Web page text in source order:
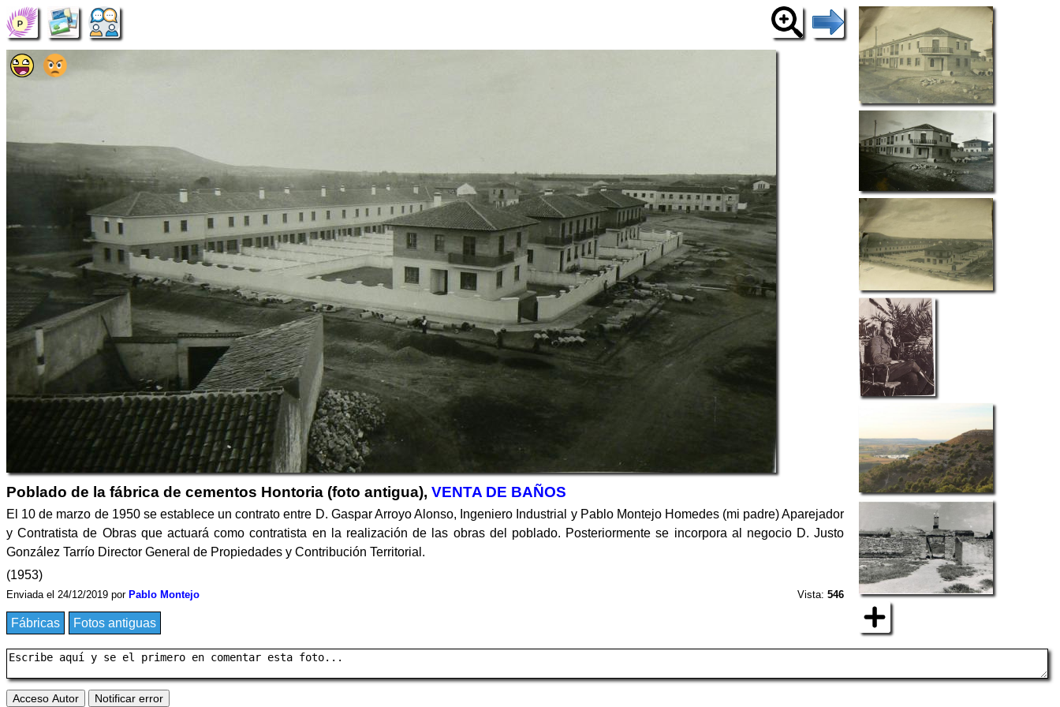
Poblado de la fábrica de cementos Hontoria (foto antigua), VENTA DE BAÑOS
El 10 de marzo de 1950 se establece un contrato entre D. Gaspar Arroyo Alonso, Ingeniero Industrial y Pablo Montejo Homedes (mi padre) Aparejador
y Contratista de Obras que actuará como contratista en la realización de las obras del poblado. Posteriormente se incorpora al negocio D. Justo
González Tarrío Director General de Propiedades y Contribución Territorial.
(1953)
Enviada el 24/12/2019 por Pablo Montejo Vista:546
Fábricas Fotos antiguas